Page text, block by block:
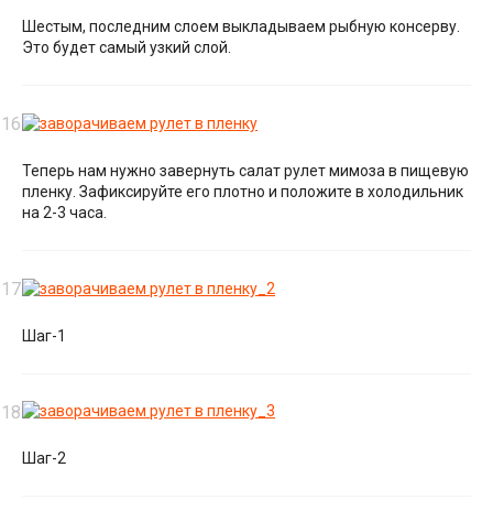
Шестым, последним слоем выкладываем рыбную консерву.
Это будет самый узкий слой.
Теперь нам нужно завернуть салат рулет мимоза в пищевую
пленку. Зафиксируйте его плотно и положите в холодильник
на 2-3 часа.
Шаг-1
Шаг-2